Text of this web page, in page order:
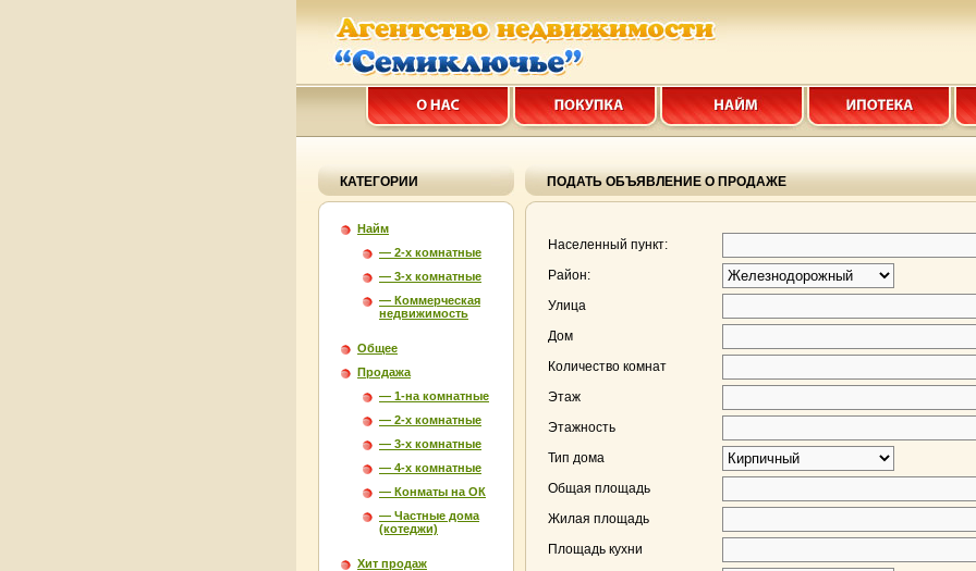
КАТЕГОРИИ
Найм
— 2-х комнатные
— 3-х комнатные
— Коммерческая
недвижимость
Общее
Продажа
— 1-на комнатные
— 2-х комнатные
— 3-х комнатные
— 4-х комнатные
— Конматы на ОК
— Частные дома
(котеджи)
Хит продаж
ПОДАТЬ ОБЪЯВЛЕНИЕ О ПРОДАЖЕ
Населенный пункт:
Район:
Улица
Дом
Количество комнат
Этаж
Этажность
Тип дома
Общая площадь
Жилая площадь
Площадь кухни